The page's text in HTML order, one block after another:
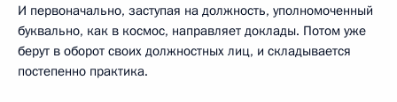
И первоначально, заступая на должность, уполномоченный
буквально, как в космос, направляет доклады. Потом уже
берут в оборот своих должностных лиц, и складывается
постепенно практика.